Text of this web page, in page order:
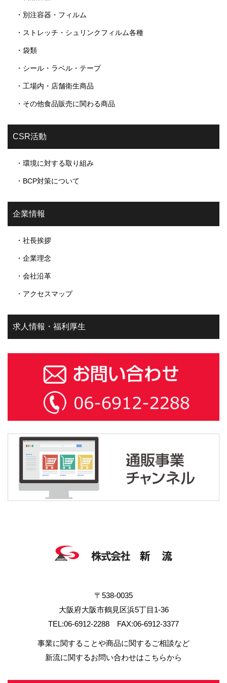
・別注容器・フィルム
・ストレッチ・シュリンクフィルム各種
・袋類
・シール・ラベル・テープ
・工場内・店舗衛生商品
・その他食品販売に関わる商品
CSR活動
・環境に対する取り組み
・BCP対策について
企業情報
・社長挨拶
・企業理念
・会社沿革
・アクセスマップ
求人情報・福利厚生
〒538-0035
大阪府大阪市鶴見区浜5丁目1-36
TEL:06-6912-2288 FAX:06-6912-3377
事業に関することや商品に関するご相談など
新流に関するお問い合わせはこちらから